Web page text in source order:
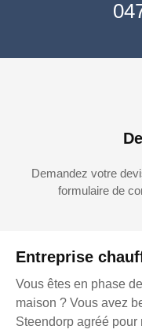
Entreprise
Vous êtes en phase
maison ? Vous avez
Steendorp agréé
Demandez votre
formulaire de